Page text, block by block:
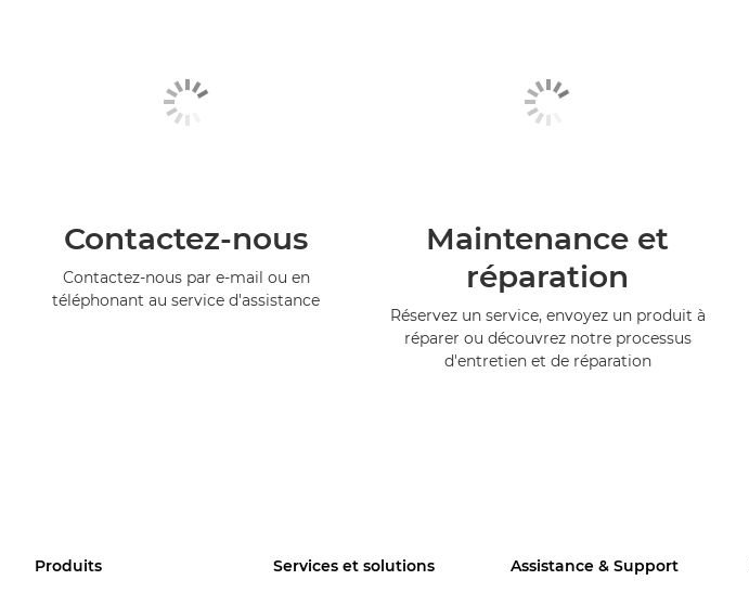
Contactez-nous
Contactez-nous par e-mail ou en
téléphonant au service d'assistance
Maintenance et
réparation
Réservez un service, envoyez un produit à
réparer ou découvrez notre processus
d'entretien et de réparation
Produits Services et solutions Assistance & Support